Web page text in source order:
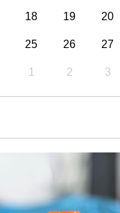
18 19 20
25 26 27
1 2 3